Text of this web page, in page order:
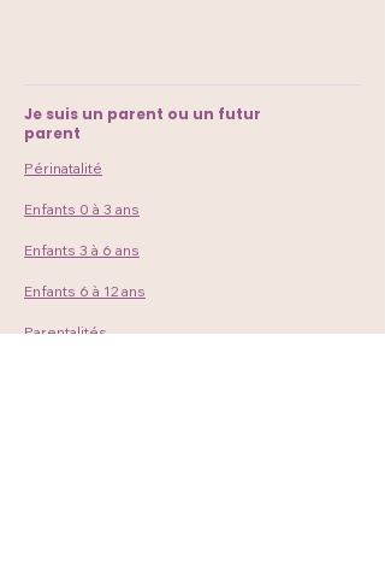
Je suis un parent ou un futur
parent
Périnatalité
Enfants 0 à 3 ans
Enfants 3 à 6 ans
Enfants 6 à 12 ans
Parentalités